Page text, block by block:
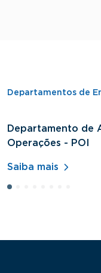
Departamentos de
Departamento de
Operações - POI
Saiba mais